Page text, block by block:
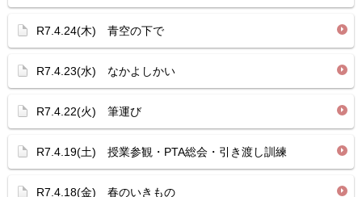
R7.4.24(木) 青空の下で
R7.4.23(水) なかよしかい
R7.4.22(火) 筆運び
R7.4.19(土) 授業参観・PTA総会・引き渡し訓練
R7.4.18(金) 春のいきもの